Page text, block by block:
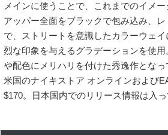
メインに使うことで、これまでのイメ
アッパー全面をブラックで包み込み、
で、ストリートを意識したカラーウェ
烈な印象を与えるグラデーションを使
や配色にメリハリを付けた秀逸作となっ
米国のナイキストア オンラインおよび
$170。日本国内でのリリース情報は入っ